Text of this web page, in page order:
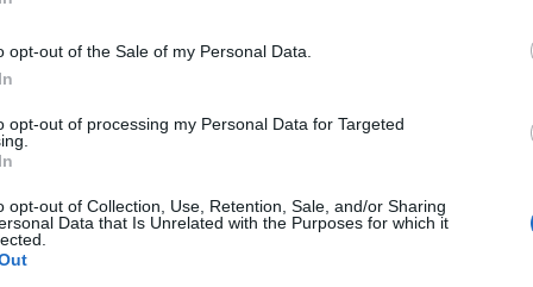
opt-out of the Sale of my Personal Data.
opt-out of processing my Personal Data for Targeted
opt-out of Collection, Use, Retention, Sale, and/or Sharing
Data that Is Unrelated with the Purposes for which it
és animációs
lehetőséget adjon az ambiciózus rendezőknek,
arra, hogy megmutathassák, mit is tudnak. Persze
hogy pénzkidobás, s egyet is lehet az ilyen